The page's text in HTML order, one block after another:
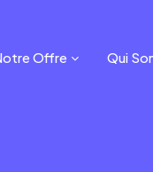
Offre Qui